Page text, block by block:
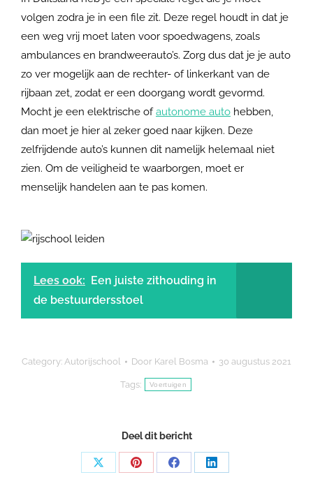
volgen zodra je in een file zit. Deze regel houdt in dat je
een weg vrij moet laten voor spoedwagens, zoals
ambulances en brandweerauto’s. Zorg dus dat je je auto
zo ver mogelijk aan de rechter- of linkerkant van de
rijbaan zet, zodat er een doorgang wordt gevormd.
Mocht je een elektrische ofautonome auto hebben,
dan moet je hier al zeker goed naar kijken. Deze
zelfrijdende auto’s kunnen dit namelijk helemaal niet
zien. Om de veiligheid te waarborgen, moet er
menselijk handelen aan te pas komen.
Lees ook: Een juiste zithouding in
de bestuurdersstoel
Category: Autorijschool Door Karel Bosma 30 augustus 2021
Tags: Voertuigen
Deel dit bericht
Share Share Share Share